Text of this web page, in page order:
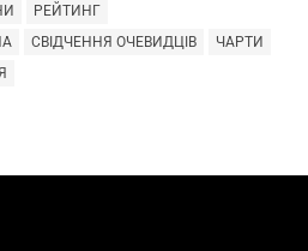
РЕЙТИНГ
СВІДЧЕННЯ ОЧЕВИДЦІВ
ЧАРТИ